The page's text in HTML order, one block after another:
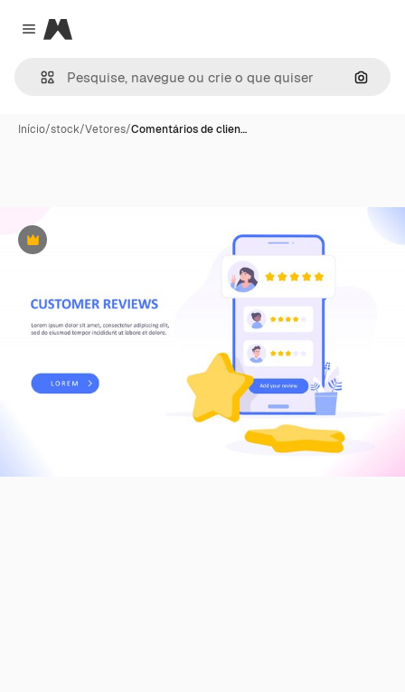
Close menu
Magnific
Início/stock/Vetores/Comentários de clien…
Premium